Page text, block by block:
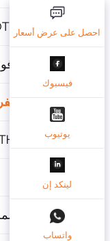
رأس حفر DTH
نظام غلاف
مجموعة الحفر
أنبوب حفر DTH
مطرقة قمة
رأس ثلاثي
احصل على عرض أسعار
فيسبوك
يوتيوب
لينكد إن
واتساب